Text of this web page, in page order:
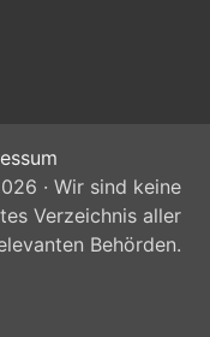
· Wir sind keine
Verzeichnis aller
Behörden.